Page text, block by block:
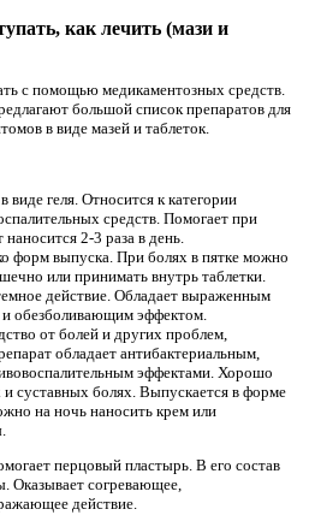
как лечить (мази и
с помощью медикаментозных средств.
большой список препаратов для
в виде мазей и таблеток.
виде геля. Относится к категории
средств. Помогает при
2-3 раза в день.
форм выпуска. При болях в пятке можно
или принимать внутрь таблетки.
действие. Обладает выраженным
обезболивающим эффектом.
от болей и других проблем,
обладает антибактериальным,
эффектами. Хорошо
суставных болях. Выпускается в форме
на ночь наносить крем или
перцовый пластырь. В его состав
Оказывает согревающее,
действие.